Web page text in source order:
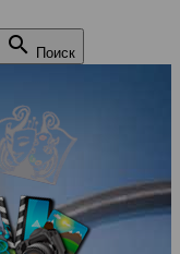
 Поиск